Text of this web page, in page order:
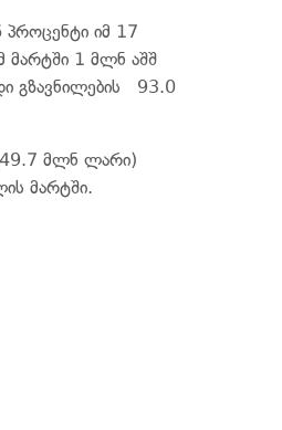
იმ 17
მარტში 1 მლნ აშშ
გზავნილების 93.0
მლნ ლარი)
მარტში.